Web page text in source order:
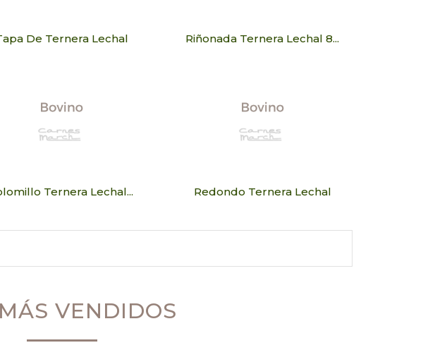
De Ternera Lechal Riñonada Ternera Lechal 8...
Ternera Lechal... Redondo Ternera Lechal
VENDIDOS